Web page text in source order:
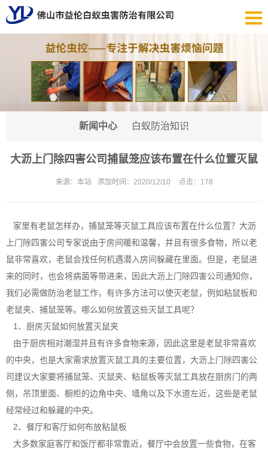
新闻中心 白蚁防治知识
大沥上门除四害公司捕鼠笼应该布置在什么位置灭鼠
来源： 本站 添加时间： 2020/12/10 点击： 178
家里有老鼠怎样办，捕鼠笼等灭鼠工具应该布置在什么位置？ 大沥
上门除四害公司专家说由于房间暖和温馨，并且有很多食物，所以老
鼠非常喜欢，老鼠会找任何机遇潜入房间躲藏在里面。但是，老鼠进
来的同时，也会将病菌等带进来，因此大沥上门除四害公司通知你，
我们必需做防治老鼠工作，有许多方法可以使灭老鼠，例如粘鼠板和
老鼠夹、捕鼠笼等。哪么如何放置这些灭鼠工具呢？
1、厨房灭鼠如何放置灭鼠夹
由于厨房相对潮湿并且有许多食物来源，因此这里是老鼠非常喜欢
的中央，也是大家需求放置灭鼠工具的主要位置，大沥上门除四害公
司建议大家要将捕鼠笼、灭鼠夹、粘鼠板等灭鼠工具放在厨房门的两
侧，吊顶里面、橱柜的边角中央、墙角以及下水道左近，这些是老鼠
经常经过和躲藏的中央。
2、餐厅和客厅如何布放粘鼠板
大多数家庭客厅和饭厅都非常靠近，餐厅中会放置一些食物，在客